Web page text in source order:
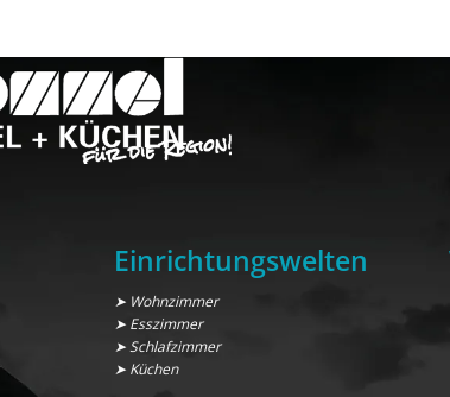
Einrichtungswelten
➤ Wohnzimmer
➤ Esszimmer
➤ Schlafzimmer
➤ Küchen